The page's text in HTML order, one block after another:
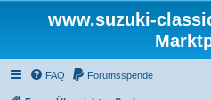
www.suzuki-
FAQ Forumsspende